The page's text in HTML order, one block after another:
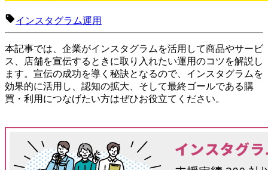
インスタグラム運用
本記事では、企業がインスタグラムを活用して商品やサービ
ス、店舗を宣伝するときに取り入れたい運用のコツを解説し
ます。宣伝の成功を導く秘訣となるので、インスタグラムを
効果的に活用し、認知の拡大、そして最終ゴールである購
買・利用につなげたい方はぜひお役立てください。